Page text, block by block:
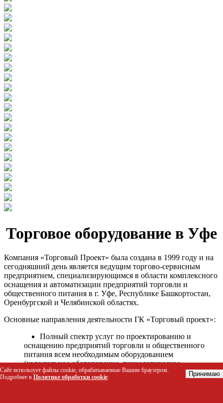
Торговое оборудование в Уфе
Компания «Торговый Проект» была создана в 1999 году и на
сегодняшний день является ведущим торгово-сервисным
предприятием, специализирующимся в области комплексного
оснащения и автоматизации предприятий торговли и
общественного питания в г. Уфе, Республике Башкортостан,
Оренбургской и Челябинской областях.
Основные направления деятельности ГК «Торговый проект»:
Полный спектр услуг по проектированию и
оснащению предприятий торговли и общественного
питания всем необходимым оборудованием
(холодильное оборудование, технологическое
оборудование, стеллажное оборудование и т.д.);
Автоматизация торговых процессов и внедрения
Сайт использует файлы cookie, обрабатываемые Вашим браузером.
Подробнее в Политике обработки cookie. Принимаю